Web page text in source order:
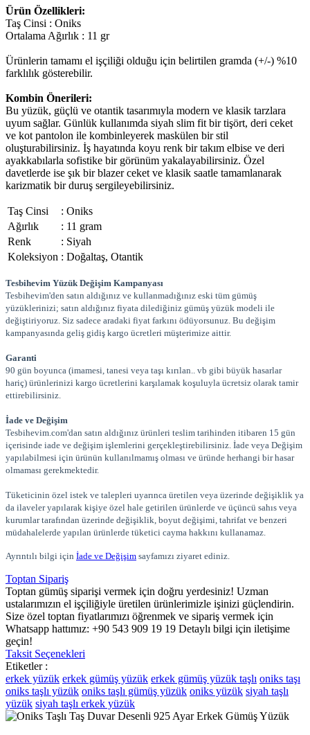
Ürün Özellikleri:
Taş Cinsi : Oniks
Ortalama Ağırlık : 11 gr
Ürünlerin tamamı el işçiliği olduğu için belirtilen gramda (+/-) %10
farklılık gösterebilir.
Kombin Önerileri:
Bu yüzük, güçlü ve otantik tasarımıyla modern ve klasik tarzlara
uyum sağlar. Günlük kullanımda siyah slim fit bir tişört, deri ceket
ve kot pantolon ile kombinleyerek maskülen bir stil
oluşturabilirsiniz. İş hayatında koyu renk bir takım elbise ve deri
ayakkabılarla sofistike bir görünüm yakalayabilirsiniz. Özel
davetlerde ise şık bir blazer ceket ve klasik saatle tamamlanarak
karizmatik bir duruş sergileyebilirsiniz.
Taş Cinsi : Oniks
Ağırlık
: 11 gram
Renk
: Siyah
Koleksiyon : Doğaltaş, Otantik
Tesbihevim Yüzük Değişim Kampanyası
Tesbihevim'den satın aldığınız ve kullanmadığınız eski tüm gümüş
yüzüklerinizi; satın aldığınız fiyata dilediğiniz gümüş yüzük modeli ile
değiştiriyoruz. Siz sadece aradaki fiyat farkını ödüyorsunuz. Bu değişim
kampanyasında geliş gidiş kargo ücretleri müşterimize aittir.
Garanti
90 gün boyunca (imamesi, tanesi veya taşı kırılan.. vb gibi büyük hasarlar
hariç) ürünlerinizi kargo ücretlerini karşılamak koşuluyla ücretsiz olarak tamir
ettirebilirsiniz.
İade ve Değişim
Tesbihevim.com'dan satın aldığınız ürünleri teslim tarihinden itibaren 15 gün
içerisinde iade ve değişim işlemlerini gerçekleştirebilirsiniz. İade veya Değişim
yapılabilmesi için ürünün kullanılmamış olması ve üründe herhangi bir hasar
olmaması gerekmektedir.
Tüketicinin özel istek ve talepleri uyarınca üretilen veya üzerinde değişiklik ya
da ilaveler yapılarak kişiye özel hale getirilen ürünlerde ve üçüncü sahıs veya
kurumlar tarafından üzerinde değişiklik, boyut değişimi, tahrifat ve benzeri
müdahalelerde yapılan ürünlerde tüketici cayma hakkını kullanamaz.
Ayrıntılı bilgi için İade ve Değişim sayfamızı ziyaret ediniz.
Toptan Sipariş
Toptan gümüş siparişi vermek için doğru yerdesiniz! Uzman
ustalarımızın el işçiliğiyle üretilen ürünlerimizle işinizi güçlendirin.
Size özel toptan fiyatlarımızı öğrenmek ve sipariş vermek için
Whatsapp hattımız: +90 543 909 19 19 Detaylı bilgi için iletişime
geçin!
Taksit Seçenekleri
Etiketler :
erkek yüzük erkek gümüş yüzük erkek gümüş yüzük taşlı oniks taşı
oniks taşlı yüzük oniks taşlı gümüş yüzük oniks yüzük siyah taşlı
yüzük siyah taşlı erkek yüzük